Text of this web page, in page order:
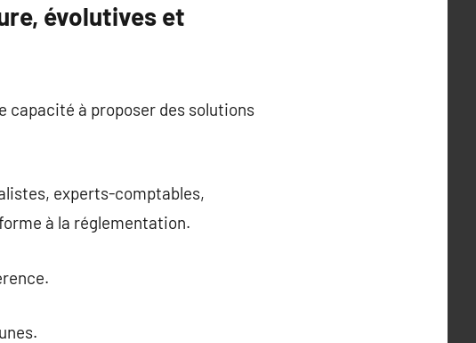
évolutives et
capacité à proposer des solutions
experts-comptables,
à la réglementation.